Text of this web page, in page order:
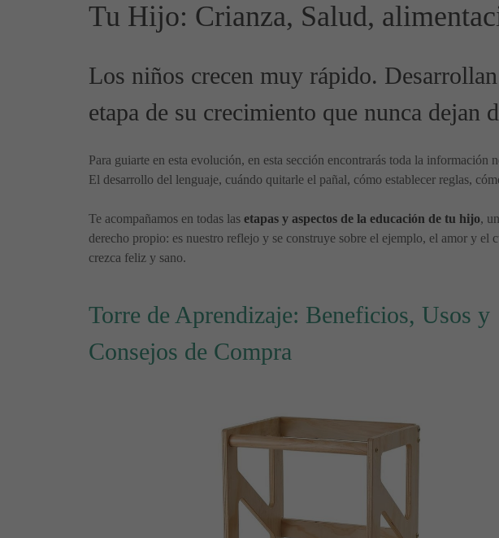
Tu Hijo: Crianza, Salud,
Los niños crecen muy rápido.
etapa de su crecimiento que nunca dejan
Para guiarte en esta evolución, en esta sección encontrarás toda la información
El desarrollo del lenguaje, cuándo quitarle el pañal, cómo establecer reglas,
Te acompañamos en todas las etapas y aspectos de la educación de tu hijo,
derecho propio: es nuestro reflejo y se construye sobre el ejemplo, el amor y
crezca feliz y sano.
Torre de Aprendizaje: Beneficios, Usos y
Consejos de Compra